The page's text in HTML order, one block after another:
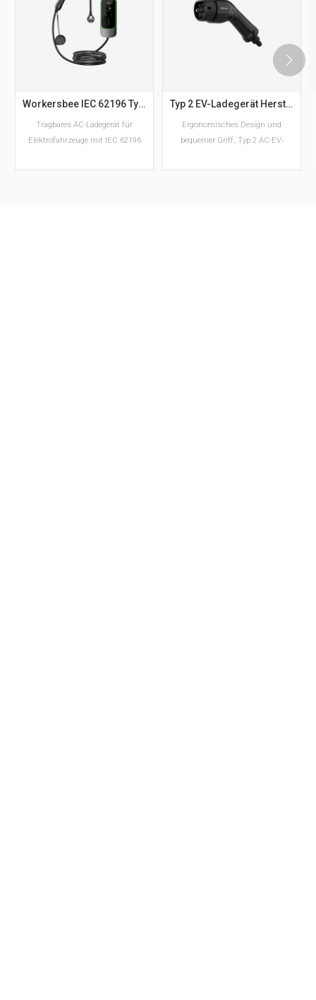
Workersbee IEC 62196 Typ 2 Tragbares EV-Ladegerät mit einstellbarem Strom
Tragbares AC-Ladegerät für
Elektrofahrzeuge mit IEC 62196
Stromstärke. Erhältlich in den
Typ 2 EV-Ladegerät Hersteller von AC-EV-Steckern nach europäischem Standard
Ergonomisches Design und
bequemer Griff, Typ 2 AC-EV-